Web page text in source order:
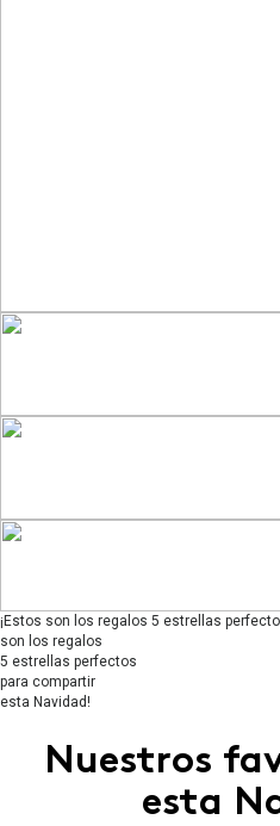
¡Estos son los regalos 5 estrellas
son los regalos
5 estrellas perfectos
para compartir
esta Navidad!
Nuestros
esta